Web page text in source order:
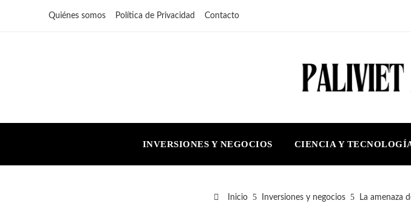
Quiénes somos Política de Privacidad Contacto
INVERSIONES Y NEGOCIOS CIENCIA Y
Inicio Inversiones y negocios La amenaza